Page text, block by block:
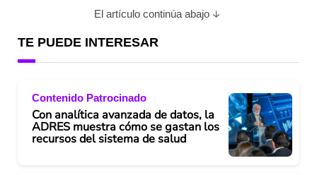
El artículo continúa abajo
TE PUEDE INTERESAR
Contenido Patrocinado
Con analítica avanzada de datos, la
ADRES muestra cómo se gastan los
recursos del sistema de salud